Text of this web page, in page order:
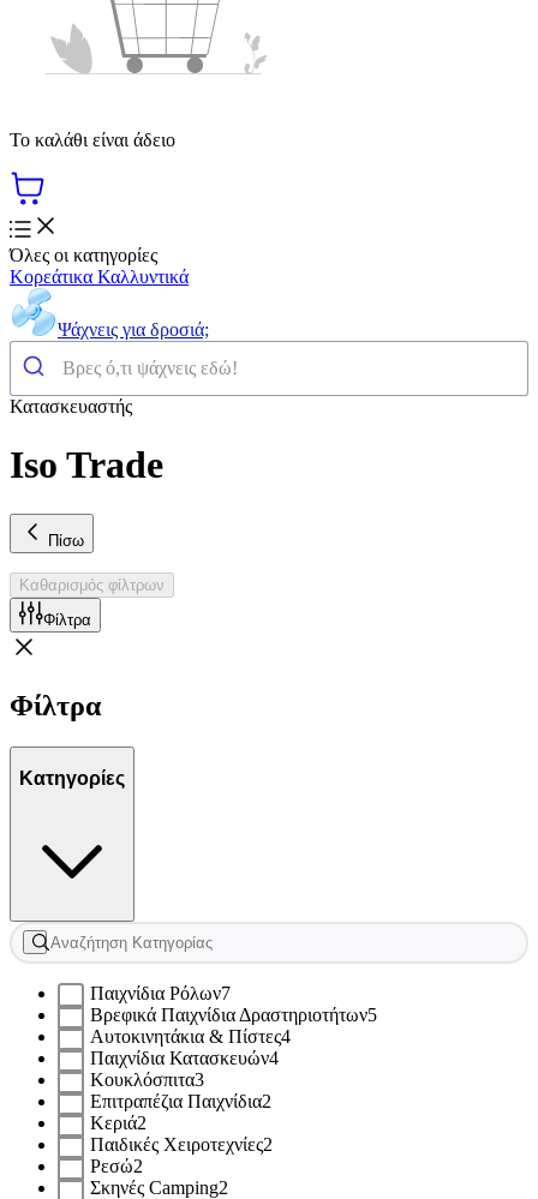
Το καλάθι είναι άδειο
Όλες οι κατηγορίες
Κορεάτικα Καλλυντικά
Ψάχνεις για δροσιά;
Κατασκευαστής
Iso Trade
Πίσω
Καθαρισμός φίλτρων
Φίλτρα
Φίλτρα
Κατηγορίες
Παιχνίδια Ρόλων7
Βρεφικά Παιχνίδια Δραστηριοτήτων5
Αυτοκινητάκια & Πίστες4
Παιχνίδια Κατασκευών4
Κουκλόσπιτα3
Επιτραπέζια Παιχνίδια2
Κεριά2
Παιδικές Χειροτεχνίες2
Ρεσώ2
Σκηνές Camping2